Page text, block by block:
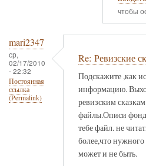
чтобы
mari2347
ср,
02/17/2010
- 22:32
Постоянная
ссылка
(Permalink)
Re: Ревизские
Подскажите ,как
информацию.
ревизским
файлы.Описи
тебе файл. не
более,что
может и не быть.